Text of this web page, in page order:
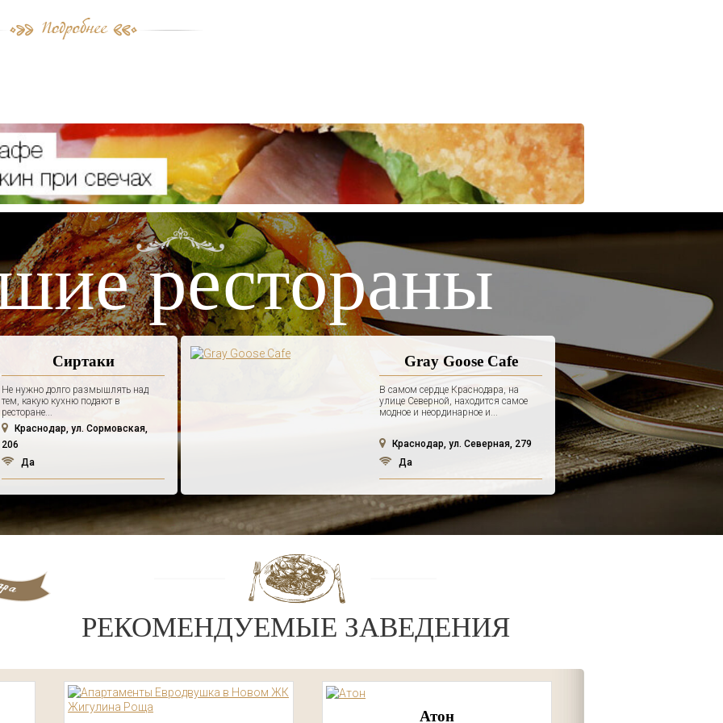
рестораны
Сиртаки
Не нужно долго размышлять над
тем, какую кухню подают в
ресторане...
Краснодар, ул. Сормовская,
206
Да
Gray Goose Cafe
В самом сердце Краснодара, на
улице Северной, находится самое
модное и неординарное и...
Краснодар, ул. Северная, 279
Да
РЕКОМЕНДУЕМЫЕ ЗАВЕДЕНИЯ
Атон